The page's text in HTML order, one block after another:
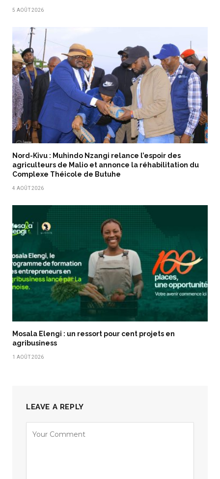
5 AOÛT 2026
Nord-Kivu : Muhindo Nzangi relance l’espoir des
agriculteurs de Malio et annonce la réhabilitation du
Complexe Théicole de Butuhe
4 AOÛT 2026
Mosala Elengi : un ressort pour cent projets en
agribusiness
1 AOÛT 2026
LEAVE A REPLY